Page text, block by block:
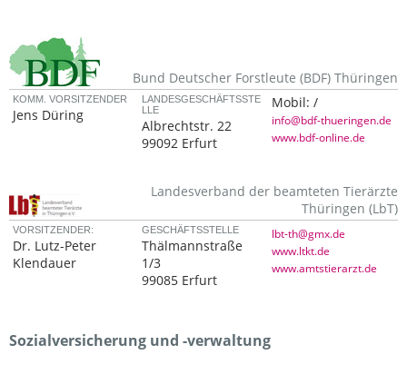
Bund Deutscher Forstleute (BDF) Thüringen
KOMM. VORSITZENDER
Jens Düring
LANDESGESCHÄFTSSTE
LLE
Albrechtstr. 22
99092 Erfurt
Mobil:/
info@bdf-thueringen.de
www.bdf-online.de
Landesverband der beamteten Tierärzte
Thüringen (LbT)
VORSITZENDER:
Dr. Lutz-Peter
Klendauer
GESCHÄFTSSTELLE
Thälmannstraße
1/3
99085 Erfurt
lbt-th@gmx.de
www.ltkt.de
www.amtstierarzt.de
Sozialversicherung und -verwaltung